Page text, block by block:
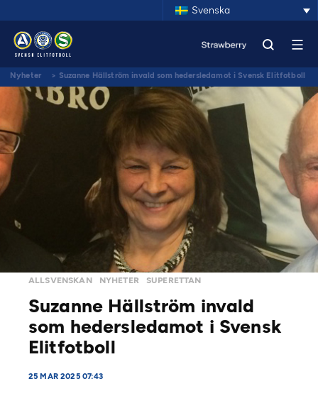
Svenska
Nyheter > Suzanne Hällström invald som hedersledamot i Svensk Elitfotboll
ALLSVENSKAN NYHETER SUPERETTAN
Suzanne Hällström invald
som hedersledamot i Svensk
Elitfotboll
25 MAR 2025 07:43